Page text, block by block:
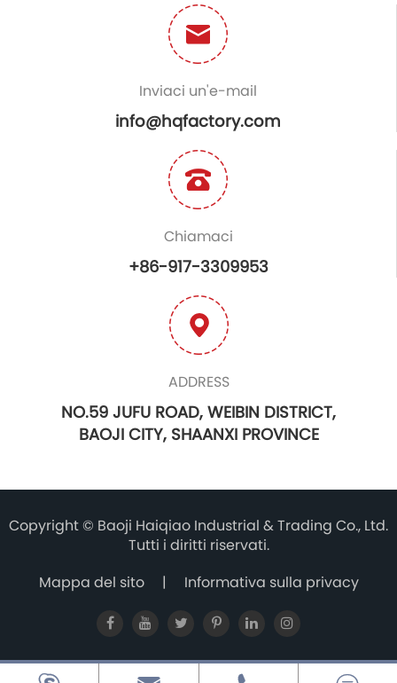
Inviaci un'e-mail
info@hqfactory.com
Chiamaci
+86-917-3309953
ADDRESS
NO.59 JUFU ROAD, WEIBIN DISTRICT,
BAOJI CITY, SHAANXI PROVINCE
Copyright © Baoji Haiqiao Industrial & Trading Co., Ltd.
Tutti i diritti riservati.
Mappa del sito| Informativa sulla privacy